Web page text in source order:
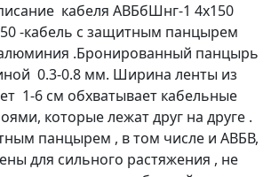
кабеля АВБбШнг-1 4х150
-кабель с защитным панцырем
.Бронированный панцырь
0.3-0.8 мм. Ширина ленты из
1-6 см обхватывает кабельные
которые лежат друг на друге .
панцырем , в том числе и АВБВ,
для сильного растяжения , не